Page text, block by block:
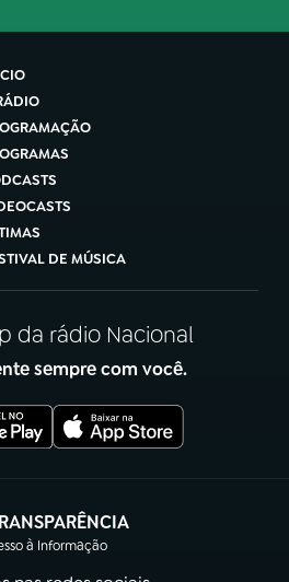
DE MÚSICA
da rádio Nacional
sempre com você.
à Informação
(abre em nova aba)